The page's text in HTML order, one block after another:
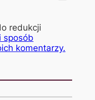
redukcji
sposób
komentarzy.